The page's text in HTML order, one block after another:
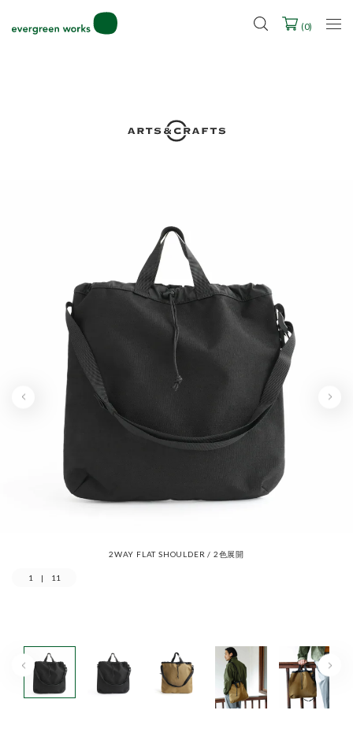
2027年ご入学用ランドセル受注会スケジュール
(0)
2WAY FLAT SHOULDER / 2色展開
1 | 11